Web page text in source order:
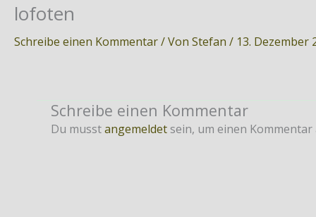
lofoten
Schreibe einen Kommentar/ Von Stefan / 13. Dezember
Schreibe einen Kommentar
Du musstangemeldet sein, um einen